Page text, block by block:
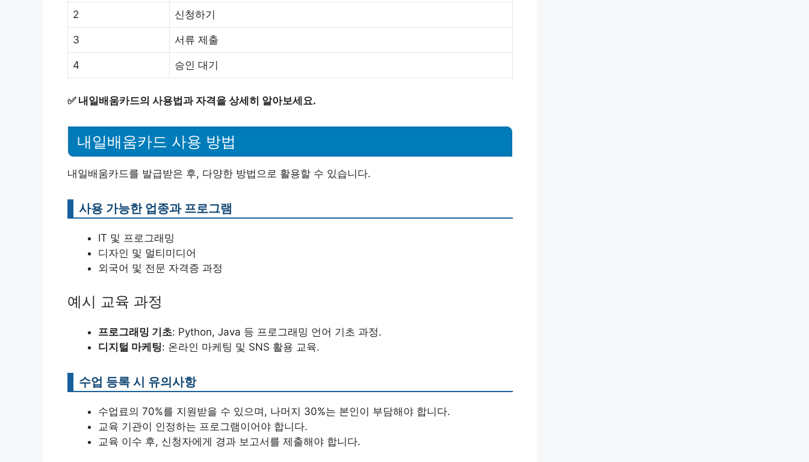
2 신청하기
3 서류 제출
4 승인 대기
✅ 내일배움카드의 사용법과 자격을 상세히 알아보세요.
내일배움카드 사용 방법
내일배움카드를 발급받은 후, 다양한 방법으로 활용할 수 있습니다.
사용 가능한 업종과 프로그램
IT 및 프로그래밍
디자인 및 멀티미디어
외국어 및 전문 자격증 과정
예시 교육 과정
프로그래밍 기초: Python, Java 등 프로그래밍 언어 기초 과정.
디지털 마케팅: 온라인 마케팅 및 SNS 활용 교육.
수업 등록 시 유의사항
수업료의 70%를 지원받을 수 있으며, 나머지 30%는 본인이 부담해야 합니다.
교육 기관이 인정하는 프로그램이어야 합니다.
교육 이수 후, 신청자에게 경과 보고서를 제출해야 합니다.